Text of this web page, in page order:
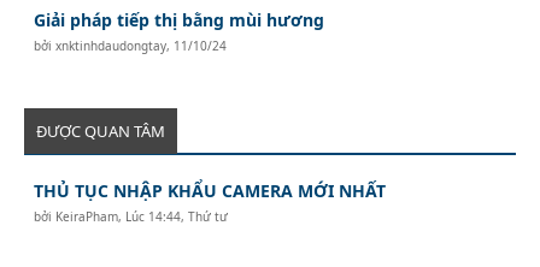
Giải pháp tiếp thị bằng mùi hương
bởixnktinhdaudongtay, 11/10/24
ĐƯỢC QUAN TÂM
THỦ TỤC NHẬP KHẨU CAMERA MỚI NHẤT
bởi KeiraPham, Lúc 14:44, Thứ tư